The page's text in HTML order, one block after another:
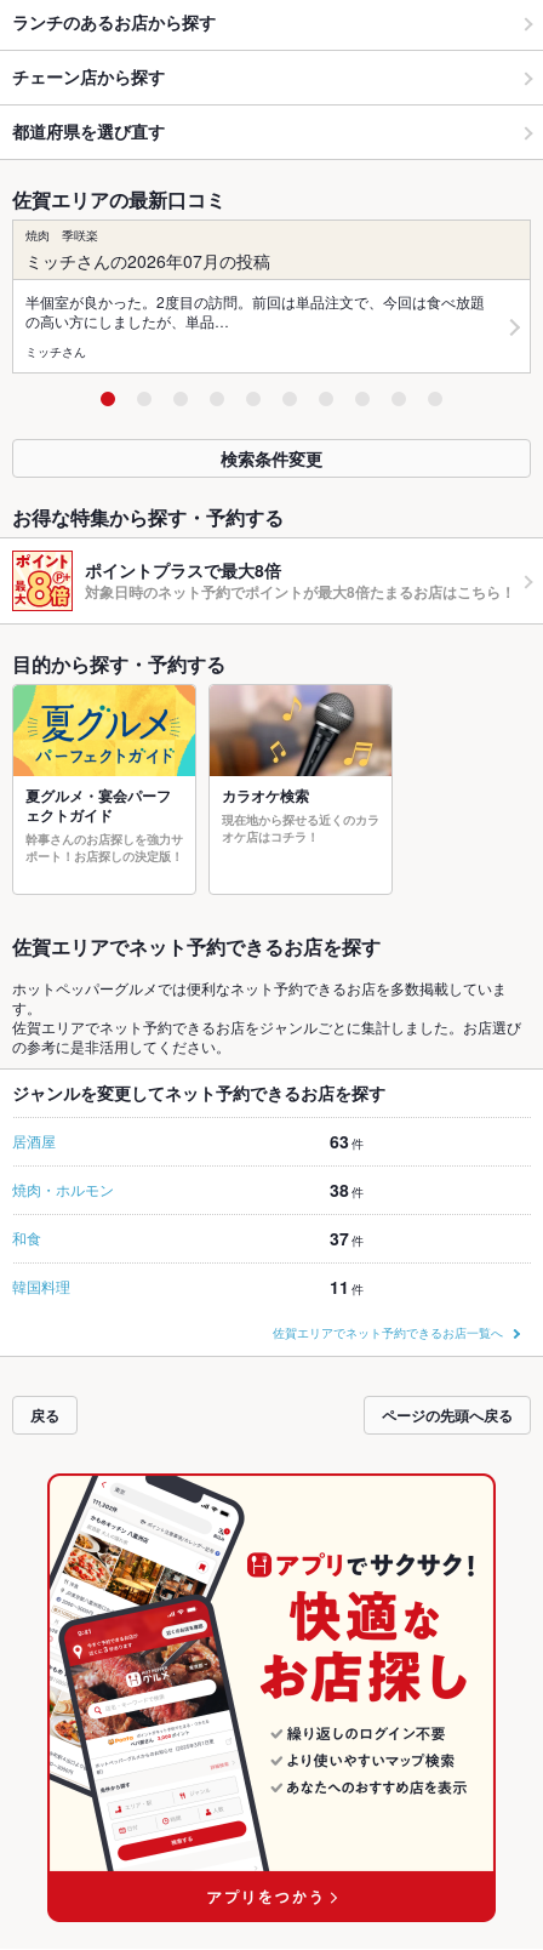
ランチのあるお店から探す
チェーン店から探す
都道府県を選び直す
佐賀エリアの最新口コミ
焼肉 季咲楽
ミッチさんの2026年07月の投稿
半個室が良かった。2度目の訪問。前回は単品注文で、今回は食べ放題
の高い方にしましたが、単品…
ミッチさん
検索条件変更
お得な特集から探す・予約する
ポイントプラスで最大8倍
対象日時のネット予約でポイントが最大8倍たまるお店はこちら！
目的から探す・予約する
夏グルメ・宴会パーフ
ェクトガイド
幹事さんのお店探しを強力サ
ポート！お店探しの決定版！
カラオケ検索
現在地から探せる近くのカラ
オケ店はコチラ！
佐賀エリアでネット予約できるお店を探す
ホットペッパーグルメでは便利なネット予約できるお店を多数掲載していま
す。
佐賀エリアでネット予約できるお店をジャンルごとに集計しました。お店選び
の参考に是非活用してください。
ジャンルを変更してネット予約できるお店を探す
居酒屋 63件
焼肉・ホルモン 38件
和食 37件
韓国料理 11 件
佐賀エリアでネット予約できるお店一覧へ
戻る ページの先頭へ戻る